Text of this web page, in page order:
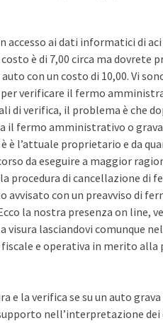
accesso ai dati informatici di
è di 7,00 circa ma dovrete
con un costo di 10,00. Vi
verificare il fermo
verifica, il problema è che
il fermo amministrativo o
l’attuale proprietario e da
da eseguire a maggior
di cancellazione di
con un preavviso di
la nostra presenza on line,
lasciandovi comunque
e operativa in merito
e la verifica se su un auto
nell’interpretazione